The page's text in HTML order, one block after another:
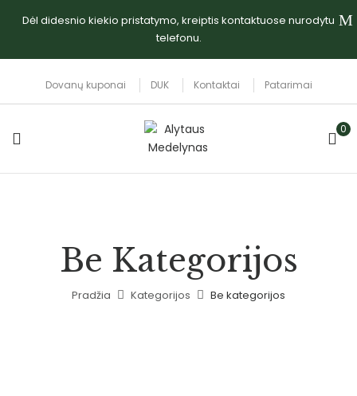
Dėl didesnio kiekio pristatymo, kreiptis kontaktuose nurodytu
telefonu.
Dovanų kuponai DUK Kontaktai Patarimai
0
Be Kategorijos
Pradžia Kategorijos Be kategorijos